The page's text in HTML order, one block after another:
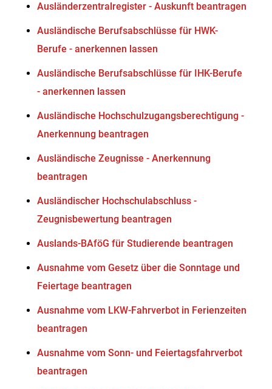
Ausländerzentralregister - Auskunft beantragen
Ausländische Berufsabschlüsse für HWK-
Berufe - anerkennen lassen
Ausländische Berufsabschlüsse für IHK-Berufe
- anerkennen lassen
Ausländische Hochschulzugangsberechtigung -
Anerkennung beantragen
Ausländische Zeugnisse - Anerkennung
beantragen
Ausländischer Hochschulabschluss -
Zeugnisbewertung beantragen
Auslands-BAföG für Studierende beantragen
Ausnahme vom Gesetz über die Sonntage und
Feiertage beantragen
Ausnahme vom LKW-Fahrverbot in Ferienzeiten
beantragen
Ausnahme vom Sonn- und Feiertagsfahrverbot
beantragen